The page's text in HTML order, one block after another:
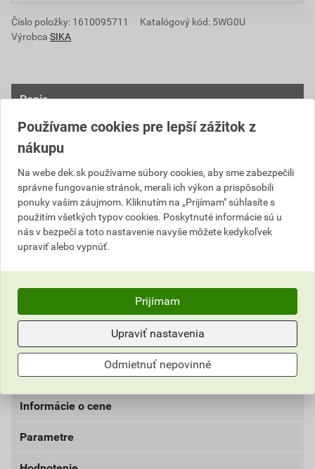
Číslo položky: 1610095711
Katalógový kód: 5WG0U
Výrobca SIKA
Popis
SikaCeram-253 Flex je zlepšené flexibilné
(deformovateľné) cementové lepidlo triedy C2TE S1 so
zníženým sklzom a predĺženou dobou zavädnutia. Je
určené na lepenie všetkých druhov keramických
obkladov a dlažieb vrátane veľkých formátov,
betónových dosiek alebo vymývanej dlažby, dlažby z
prírodného alebo umelého kameňa. Je vhodný na
lepenie na zvislé a vodorovné podklady v interiéri aj
exteriéri. Vhodným podkladom je betón, jadrová
omietka, sadrokartón alebo cementotrieskové dosky,
existujúca stará dlažba, anhydritový podklad s
penetráciou, podlahy s podlahovým vykurovaním, na
podklady, kde môžeme očakávať zmršťovanie alebo
teplotnú expanziu. Vhodný na použitie na balkónoch,
terasách a bazénoch.
Informácie o cene
Aktuálna predajná cena po zľave 25% z cenníkovej
Parametre
Používame cookies pre lepší zážitok z
nákupu
Na webe dek.sk používame súbory cookies, aby sme zabezpečili
správne fungovanie stránok, merali ich výkon a prispôsobili
ponuky vašim záujmom. Kliknutím na „Prijímam" súhlasíte s
použitím všetkých typov cookies. Poskytnuté informácie sú u
nás v bezpečí a toto nastavenie navyše môžete kedykoľvek
upraviť alebo vypnúť.
Prijímam
Upraviť nastavenia
Odmietnuť nepovinné